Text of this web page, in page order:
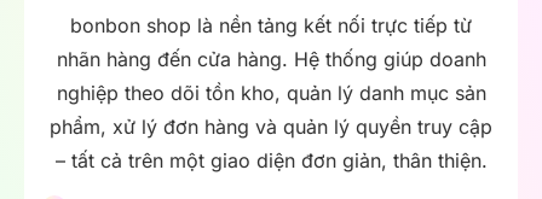
bonbon shop là nền tảng kết nối trực tiếp từ
nhãn hàng đến cửa hàng. Hệ thống giúp doanh
nghiệp theo dõi tồn kho, quản lý danh mục sản
phẩm, xử lý đơn hàng và quản lý quyền truy cập
– tất cả trên một giao diện đơn giản, thân thiện.